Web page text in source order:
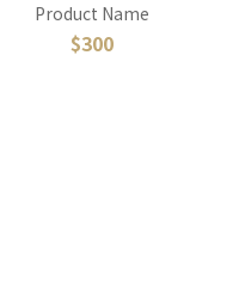
Product Name
$300